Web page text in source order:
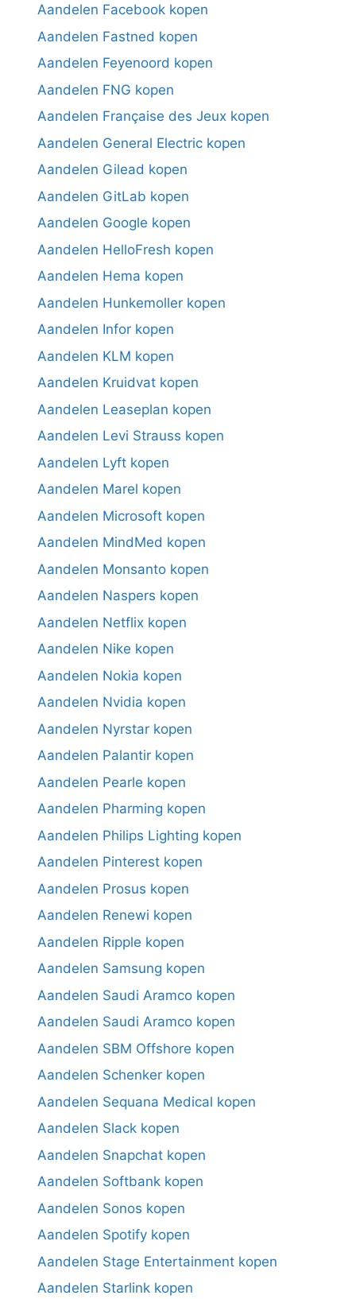
Aandelen Facebook kopen
Aandelen Fastned kopen
Aandelen Feyenoord kopen
Aandelen FNG kopen
Aandelen Française des Jeux kopen
Aandelen General Electric kopen
Aandelen Gilead kopen
Aandelen GitLab kopen
Aandelen Google kopen
Aandelen HelloFresh kopen
Aandelen Hema kopen
Aandelen Hunkemoller kopen
Aandelen Infor kopen
Aandelen KLM kopen
Aandelen Kruidvat kopen
Aandelen Leaseplan kopen
Aandelen Levi Strauss kopen
Aandelen Lyft kopen
Aandelen Marel kopen
Aandelen Microsoft kopen
Aandelen MindMed kopen
Aandelen Monsanto kopen
Aandelen Naspers kopen
Aandelen Netflix kopen
Aandelen Nike kopen
Aandelen Nokia kopen
Aandelen Nvidia kopen
Aandelen Nyrstar kopen
Aandelen Palantir kopen
Aandelen Pearle kopen
Aandelen Pharming kopen
Aandelen Philips Lighting kopen
Aandelen Pinterest kopen
Aandelen Prosus kopen
Aandelen Renewi kopen
Aandelen Ripple kopen
Aandelen Samsung kopen
Aandelen Saudi Aramco kopen
Aandelen Saudi Aramco kopen
Aandelen SBM Offshore kopen
Aandelen Schenker kopen
Aandelen Sequana Medical kopen
Aandelen Slack kopen
Aandelen Snapchat kopen
Aandelen Softbank kopen
Aandelen Sonos kopen
Aandelen Spotify kopen
Aandelen Stage Entertainment kopen
Aandelen Starlink kopen